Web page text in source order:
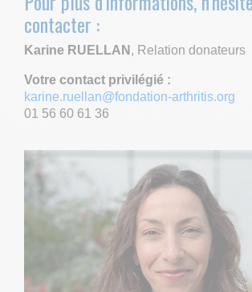
contacter :
Karine RUELLAN , Relation donateurs
Votre contact privilégié :
karine.ruellan@fondation-arthritis.org
01 56 60 61 36